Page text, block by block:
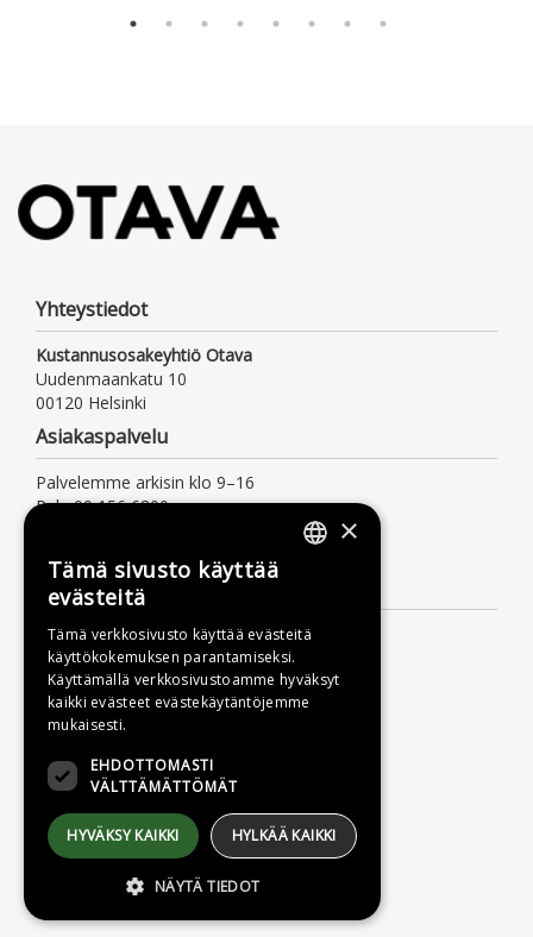
Yhteystiedot
Kustannusosakeyhtiö Otava
Uudenmaankatu 10
00120 Helsinki
Asiakaspalvelu
Palvelemme arkisin klo 9–16
Puh. 09 156 6800
Lisätietoa
Toimitusehdot
Käyttöohjeet
Tietosuojaseloste
Saavutettavuusseloste
×
Tämä sivusto käyttää
evästeitä
Tämä verkkosivusto käyttää evästeitä
käyttökokemuksen parantamiseksi.
Käyttämällä verkkosivustoamme hyväksyt
kaikki evästeet evästekäytäntöjemme
mukaisesti.
EHDOTTOMASTI
VÄLTTÄMÄTTÖMÄT
HYVÄKSY KAIKKI HYLKÄÄ KAIKKI
NÄYTÄ TIEDOT